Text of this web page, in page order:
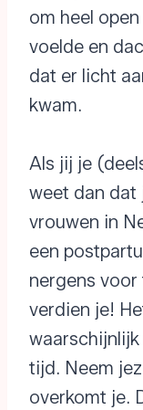
om heel
voelde en
dat er licht
kwam.
Als jij je
weet dan dat
vrouwen in
een
nergens
verdien je!
tijd. Neem
overkomt je.